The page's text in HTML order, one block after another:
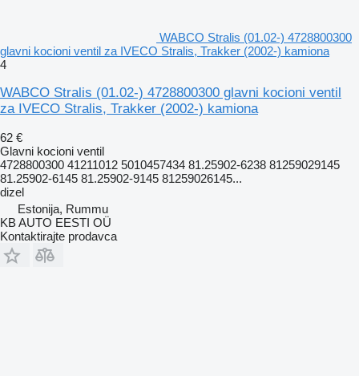
WABCO Stralis (01.02-) 4728800300
glavni kocioni ventil za IVECO Stralis, Trakker (2002-) kamiona
4
WABCO Stralis (01.02-) 4728800300 glavni kocioni ventil
za IVECO Stralis, Trakker (2002-) kamiona
62 €
Glavni kocioni ventil
4728800300 41211012 5010457434 81.25902-6238 81259029145
81.25902-6145 81.25902-9145 81259026145...
dizel
Estonija, Rummu
KB AUTO EESTI OÜ
Kontaktirajte prodavca